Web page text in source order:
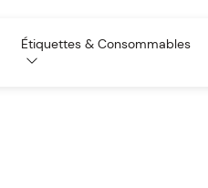
Étiquettes & Consommables